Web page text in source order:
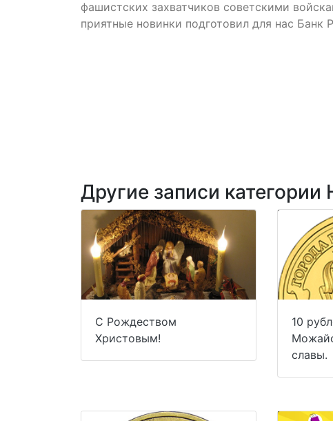
фашистских захватчиков советскими
приятные новинки подготовил для нас Банк
Другие записи
С Рождеством
Христовым!
10
славы.